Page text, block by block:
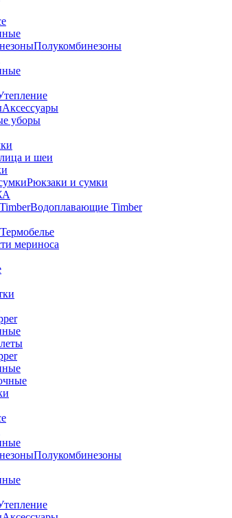
Полукомбинезоны
Аксессуары
уборы
и шеи
Рюкзаки и сумки
Водоплавающие Timber
Термобелье
мериноса
Полукомбинезоны